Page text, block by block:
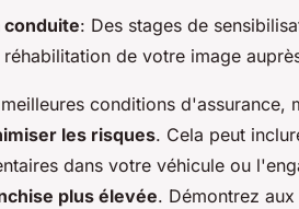
conduite: Des stages de
de votre image
conditions d'assurance,
les risques. Cela peut
dans votre véhicule ou
plus élevée. Démontrez